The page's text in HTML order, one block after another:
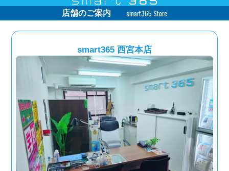
店舗のご案内 smart365 Store
smart365 西宮本店